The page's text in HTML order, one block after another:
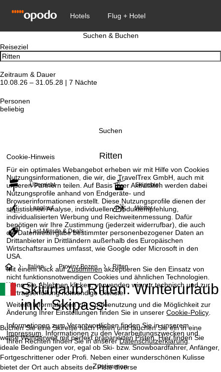
Cookie-Hinweis
Für ein optimales Webangebot erheben wir mit Hilfe von Cookies
Nutzungsinformationen, die wir, die TravelTrex GmbH, auch mit
unseren Partnern teilen. Auf Basis Ihrer Aktivitäten werden dabei
Nutzungsprofile anhand von Endgeräte- und
Browserinformationen erstellt. Diese Nutzungsprofile dienen der
statistischen Analyse, individuellen Produktempfehlung,
individualisierten Werbung und Reichweitenmessung. Dafür
benötigen wir Ihre Zustimmung (jederzeit widerrufbar), die auch
die Datenweitergabe bestimmter personenbezogener Daten an
Drittanbieter in Drittländern außerhalb des Europäischen
Wirtschaftsraumes umfasst, wie Google oder Microsoft in den
USA.
Mit einem Klick aufZustimmen akzeptieren Sie den Einsatz von
nicht funktionsnotwendigen Cookies und ähnlichen Technologien.
Wenn SieAblehnenklicken, verwenden wir nur technisch und zur
Vertragserfüllung notwendige Dienste.
Weitere Informationen zur Cookienutzung und die Möglichkeit zur
Änderung Ihrer Einstellungen finden Sie in unsererCookie-Policy
Informationen zum Verantwortlichen finden Sie in unserem
Impressum . Informationen zu den Verarbeitungszwecken und
Ihren Rechten finden Sie in unsererDatenschutzerklärung.
Zustimmen
Suchen & Buchen
Reiseziel
Zeitraum & Dauer
10.08.26 – 31.05.28 | 7 Nächte
Personen
beliebig
Suchen
Ritten
Übersicht Skigebiet
Langlauf Wetter
Last-Minute & Deals
S
t
a
r
t
s
Italien Provinz Bozen Ritten
Skiurlaub Ritten: Winterurlaub
inkl. Skipass!
Buchen Sie eine Skireise nach Ritten und tauchen Sie ein in eine
weiße Wunderwelt mit perfekt präparierten Pisten. Hier finden Sie
ideale Bedingungen vor, egal ob Ski- bzw. Snowboardfahrer, Anfänger,
Fortgeschrittener oder Profi. Neben einer wunderschönen Kulisse
bietet der Ort auch abseits der Piste diverse